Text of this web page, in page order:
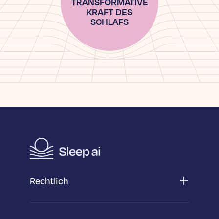
KRAFT DES
SCHLAFS
Rechtlich
Datenschutzerklärung Web